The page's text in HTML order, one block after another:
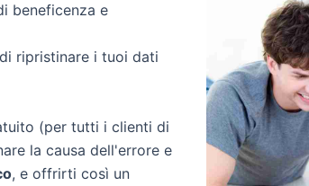
beneficenza e
ripristinare i tuoi dati
(per tutti i clienti di
la causa dell'errore e
, e offrirti così un